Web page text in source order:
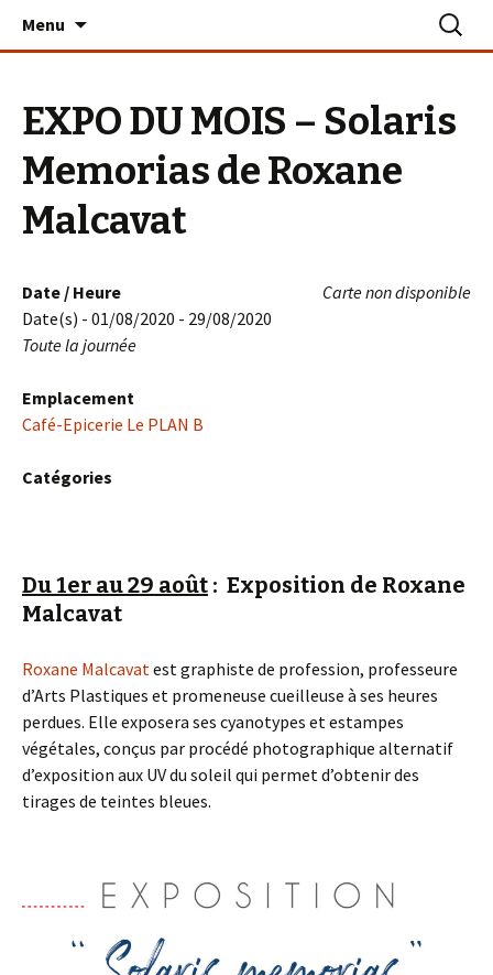
Le PLAN B – La Turballe
Menu
EXPO DU MOIS – Solaris
Memorias de Roxane
Malcavat
Carte non disponible
Date / Heure
Date(s) - 01/08/2020 - 29/08/2020
Toute la journée
Emplacement
Café-Epicerie Le PLAN B
Catégories
Du 1er au 29 août : Exposition de Roxane
Malcavat
Roxane Malcavatest graphiste de profession, professeure
d’Arts Plastiques et promeneuse cueilleuse à ses heures
perdues. Elle exposera ses cyanotypes et estampes
végétales, conçus par procédé photographique alternatif
d’exposition aux UV du soleil qui permet d’obtenir des
tirages de teintes bleues.